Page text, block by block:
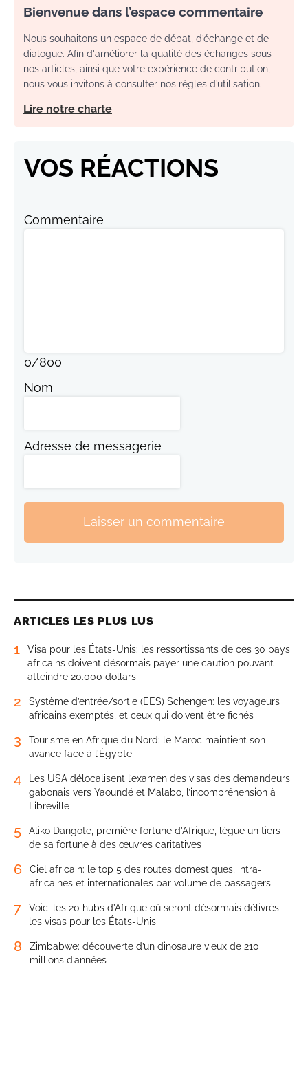
Bienvenue dans l’espace commentaire
Nous souhaitons un espace de débat, d’échange et de
dialogue. Afin d'améliorer la qualité des échanges sous
nos articles, ainsi que votre expérience de contribution,
nous vous invitons à consulter nos règles d’utilisation.
Lire notre charte
VOS RÉACTIONS
Commentaire
0/800
Nom
Adresse de messagerie
Laisser un commentaire
ARTICLES LES PLUS LUS
1
Visa pour les États-Unis: les ressortissants de ces 30 pays
africains doivent désormais payer une caution pouvant
atteindre 20.000 dollars
2
Système d’entrée/sortie (EES) Schengen: les voyageurs
africains exemptés, et ceux qui doivent être fichés
3
Tourisme en Afrique du Nord: le Maroc maintient son
avance face à l’Égypte
4
Les USA délocalisent l’examen des visas des demandeurs
gabonais vers Yaoundé et Malabo, l’incompréhension à
Libreville
5
Aliko Dangote, première fortune d’Afrique, lègue un tiers
de sa fortune à des œuvres caritatives
6
Ciel africain: le top 5 des routes domestiques, intra-
africaines et internationales par volume de passagers
7
Voici les 20 hubs d’Afrique où seront désormais délivrés
les visas pour les États-Unis
8
Zimbabwe: découverte d’un dinosaure vieux de 210
millions d’années